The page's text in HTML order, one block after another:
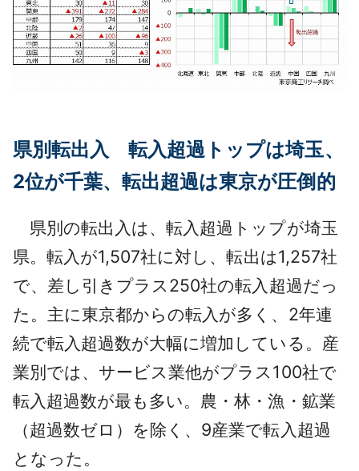
県別転出入 転入超過トップは埼玉、
2位が千葉、転出超過は東京が圧倒的
県別の転出入は、転入超過トップが埼玉
県。転入が1,507社に対し、転出は1,257社
で、差し引きプラス250社の転入超過だっ
た。主に東京都からの転入が多く、2年連
続で転入超過数が大幅に増加している。産
業別では、サービス業他がプラス100社で
転入超過数が最も多い。農・林・漁・鉱業
（超過数ゼロ）を除く、9産業で転入超過
となった。